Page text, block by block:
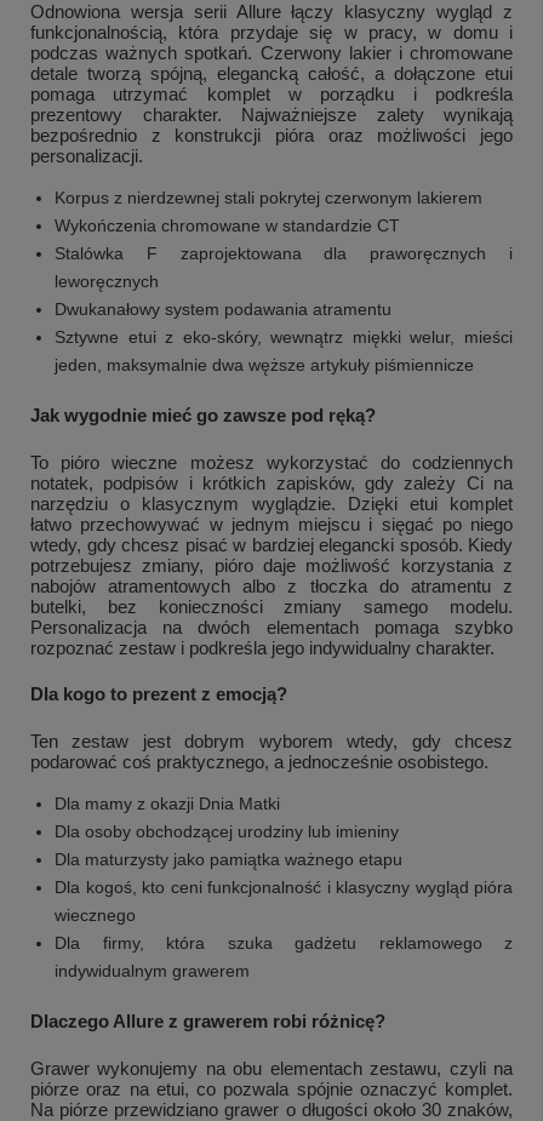
Odnowiona wersja serii Allure łączy klasyczny wygląd z
funkcjonalnością, która przydaje się w pracy, w domu i
podczas ważnych spotkań. Czerwony lakier i chromowane
detale tworzą spójną, elegancką całość, a dołączone etui
pomaga utrzymać komplet w porządku i podkreśla
prezentowy charakter. Najważniejsze zalety wynikają
bezpośrednio z konstrukcji pióra oraz możliwości jego
personalizacji.
Korpus z nierdzewnej stali pokrytej czerwonym lakierem
Wykończenia chromowane w standardzie CT
Stalówka F zaprojektowana dla praworęcznych i
leworęcznych
Dwukanałowy system podawania atramentu
Sztywne etui z eko-skóry, wewnątrz miękki welur, mieści
jeden, maksymalnie dwa węższe artykuły piśmiennicze
Jak wygodnie mieć go zawsze pod ręką?
To pióro wieczne możesz wykorzystać do codziennych
notatek, podpisów i krótkich zapisków, gdy zależy Ci na
narzędziu o klasycznym wyglądzie. Dzięki etui komplet
łatwo przechowywać w jednym miejscu i sięgać po niego
wtedy, gdy chcesz pisać w bardziej elegancki sposób. Kiedy
potrzebujesz zmiany, pióro daje możliwość korzystania z
nabojów atramentowych albo z tłoczka do atramentu z
butelki, bez konieczności zmiany samego modelu.
Personalizacja na dwóch elementach pomaga szybko
rozpoznać zestaw i podkreśla jego indywidualny charakter.
Dla kogo to prezent z emocją?
Ten zestaw jest dobrym wyborem wtedy, gdy chcesz
podarować coś praktycznego, a jednocześnie osobistego.
Dla mamy z okazji Dnia Matki
Dla osoby obchodzącej urodziny lub imieniny
Dla maturzysty jako pamiątka ważnego etapu
Dla kogoś, kto ceni funkcjonalność i klasyczny wygląd pióra
wiecznego
Dla firmy, która szuka gadżetu reklamowego z
indywidualnym grawerem
Dlaczego Allure z grawerem robi różnicę?
Grawer wykonujemy na obu elementach zestawu, czyli na
piórze oraz na etui, co pozwala spójnie oznaczyć komplet.
Na piórze przewidziano grawer o długości około 30 znaków,